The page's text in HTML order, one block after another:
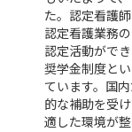
た。認定看護
認定看護業務
認定活動がで
奨学金制度と
ています。国
的な補助を受
適した環境が整